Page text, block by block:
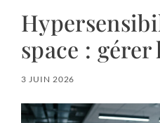
space :
3 JUIN 2026